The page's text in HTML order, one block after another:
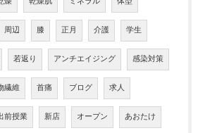
周辺 膝 正月 介護 学生
若返り アンチエイジング 感染対策
繊維 首痛 ブログ 求人
前授業 新店 オープン あおたけ